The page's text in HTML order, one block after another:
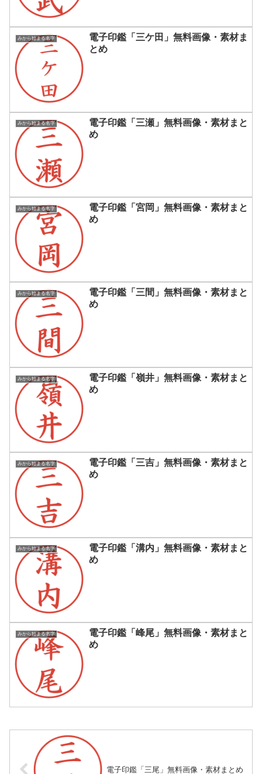
みから始まる名字
電子印鑑「三ケ田」無料画像・素材ま
とめ
みから始まる名字
電子印鑑「三瀬」無料画像・素材まと
め
みから始まる名字
電子印鑑「宮岡」無料画像・素材まと
め
みから始まる名字
電子印鑑「三間」無料画像・素材まと
め
みから始まる名字
電子印鑑「嶺井」無料画像・素材まと
め
みから始まる名字
電子印鑑「三吉」無料画像・素材まと
め
みから始まる名字
電子印鑑「溝内」無料画像・素材まと
め
みから始まる名字
電子印鑑「峰尾」無料画像・素材まと
め
電子印鑑「三尾」無料画像・素材まとめ